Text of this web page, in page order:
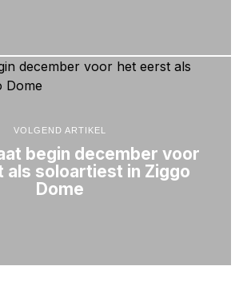
VOLGEND ARTIKEL
begin december voor
als soloartiest in Ziggo
Dome